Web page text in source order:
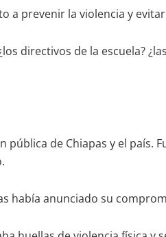
prevenir la violencia y
directivos de la escuela?
de Chiapas y el país.
había anunciado su